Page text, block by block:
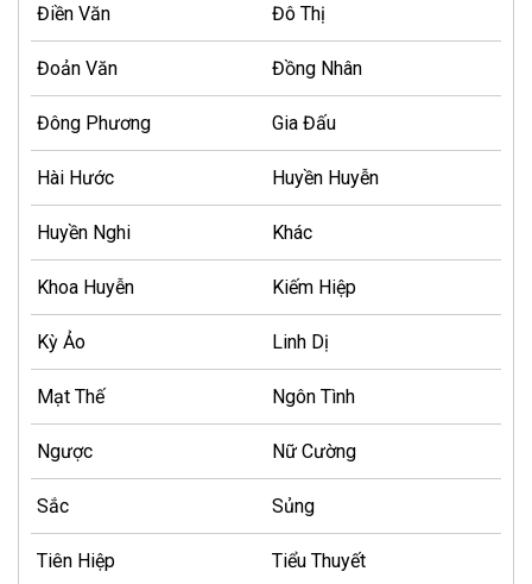
Điền Văn Đô Thị
Đoản Văn Đồng Nhân
Đông Phương Gia Đấu
Hài Hước Huyền Huyễn
Huyền Nghi Khác
Khoa Huyễn Kiếm Hiệp
Kỳ Ảo Linh Dị
Mạt Thế Ngôn Tình
Ngược Nữ Cường
Sắc Sủng
Tiên Hiệp Tiểu Thuyết